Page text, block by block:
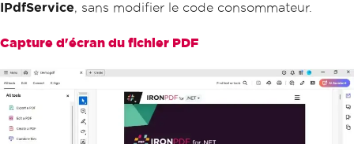
IPdfService, sans modifier le code consommateur.
Capture d'écran du fichier PDF